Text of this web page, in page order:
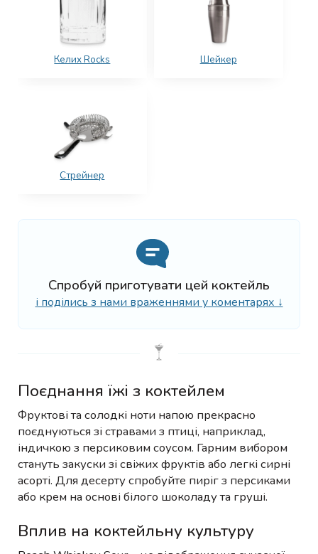
Келих Rocks Шейкер
Стрейнер
Спробуй приготувати цей коктейль
і поділись з нами враженнями у коментарях ↓
Поєднання їжі з коктейлем
Фруктові та солодкі ноти напою прекрасно
поєднуються зі стравами з птиці, наприклад,
індичкою з персиковим соусом. Гарним вибором
стануть закуски зі свіжих фруктів або легкі сирні
асорті. Для десерту спробуйте пиріг з персиками
або крем на основі білого шоколаду та груші.
Вплив на коктейльну культуру